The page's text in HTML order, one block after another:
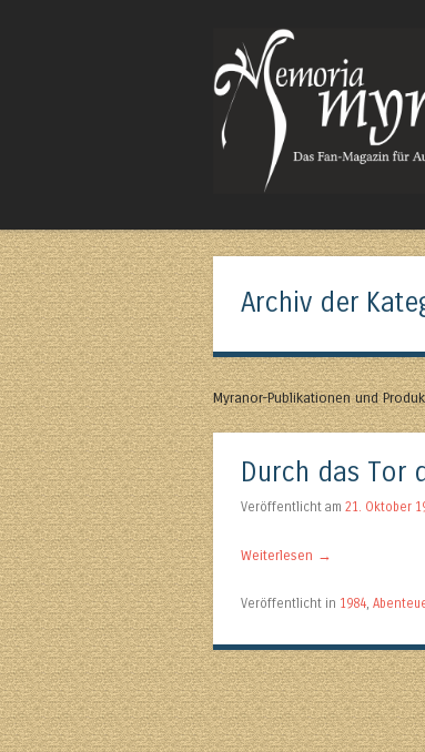
Archiv der
Myranor-Publikationen und
Durch das Tor
Veröffentlicht am 21. Oktober
Weiterlesen →
Veröffentlicht in 1984